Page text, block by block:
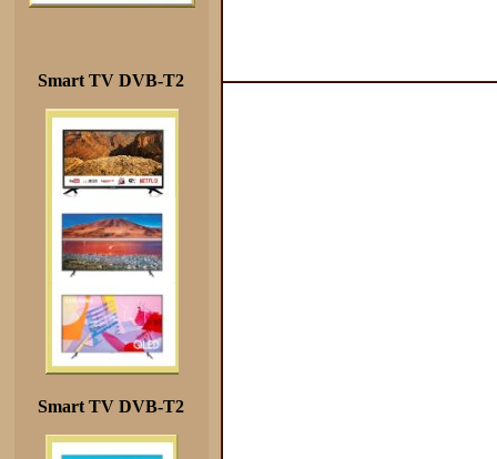
Smart TV DVB-T2
Smart TV DVB-T2